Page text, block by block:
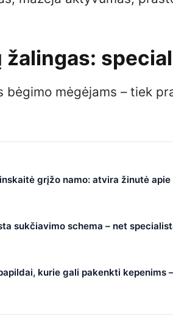
žalingas:
mėgėjams – tiek
grįžo namo: atvira žinutė
sukčiavimo schema – net
kurie gali pakenkti